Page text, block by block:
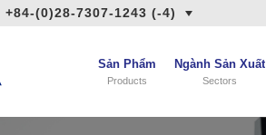
+84-(0)28-7307-1243 (-4)
Sản Phẩm
Products
Ngành Sản Xuất
Sectors